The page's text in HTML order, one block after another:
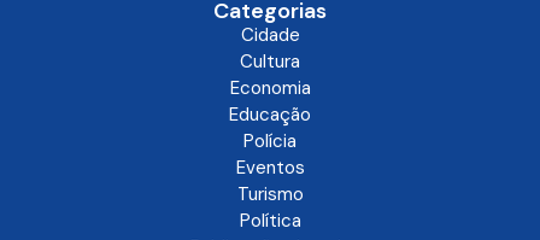
Categorias
Cidade
Cultura
Economia
Educação
Polícia
Eventos
Turismo
Política